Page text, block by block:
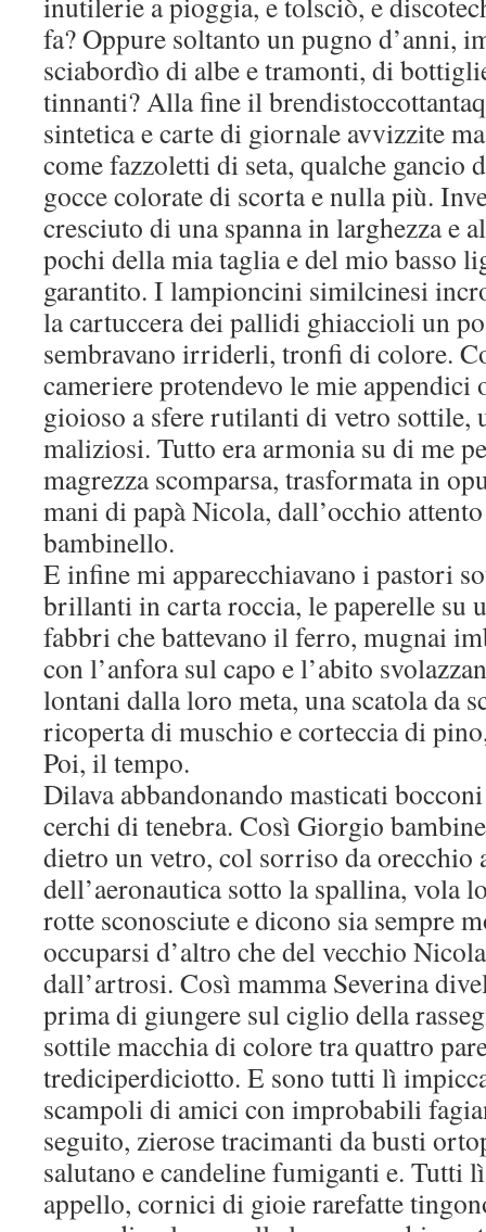
fa? Oppure soltanto un pugno d’anni,
sciabordìo di albe e tramonti, di
tinnanti? Alla fine il
sintetica e carte di giornale avvizzite
come fazzoletti di seta, qualche gancio
gocce colorate di scorta e nulla più.
cresciuto di una spanna in larghezza e
pochi della mia taglia e del mio basso
garantito. I lampioncini similcinesi
la cartuccera dei pallidi ghiaccioli un
sembravano irriderli, tronfi di colore.
cameriere protendevo le mie appendici
gioioso a sfere rutilanti di vetro sottile,
maliziosi. Tutto era armonia su di me
magrezza scomparsa, trasformata in
mani di papà Nicola, dall’occhio
bambinello.
E infine mi apparecchiavano i pastori
brillanti in carta roccia, le paperelle su
fabbri che battevano il ferro, mugnai
con l’anfora sul capo e l’abito
lontani dalla loro meta, una scatola da
ricoperta di muschio e corteccia di
Poi, il tempo.
Dilava abbandonando masticati
cerchi di tenebra. Così Giorgio
dietro un vetro, col sorriso da orecchio
dell’aeronautica sotto la spallina, vola
rotte sconosciute e dicono sia sempre
occuparsi d’altro che del vecchio
dall’artrosi. Così mamma Severina
prima di giungere sul ciglio della
sottile macchia di colore tra quattro
trediciperdiciotto. E sono tutti lì
scampoli di amici con improbabili
seguito, zierose tracimanti da busti
salutano e candeline fumiganti e. Tutti
appello, cornici di gioie rarefatte